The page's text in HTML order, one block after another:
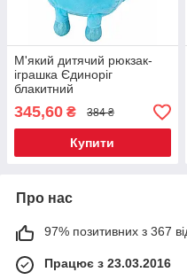
М'який дитячий рюкзак-
іграшка Єдиноріг
блакитний
345,60 ₴ 384 ₴
Купити
Про нас
97% позитивних з 367
Працює з 23.03.2016